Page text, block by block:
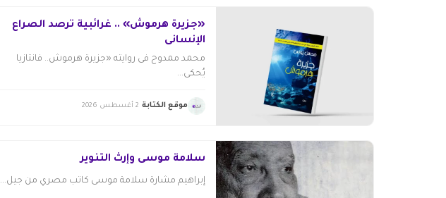
«جزيرة هرموش» .. غرائبية ترصد الصراع
الإنسانى
محمد ممدوح فى روايته «جزيرة هرموش.. فانتازيا
يُحكى...
موقع الكتابة 2 أغسطس 2026
سلامة موسى وإرث التّنوير
إبراهيم مشارة سلامة موسى كاتب مصري من جيل...